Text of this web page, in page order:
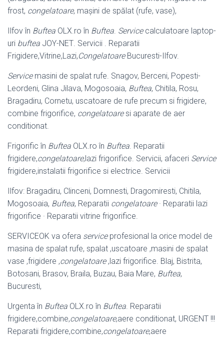
frost, congelatoare, maşini de spălat (rufe, vase),
Ilfov în Buftea OLX.ro în Buftea. Servicecalculatoare laptop-
uri buftea JOY-NET. Servicii . Reparatii
Frigidere,Vitrine,Lazi,CongelatoareBucuresti-Ilfov.
Servicemasini de spalat rufe. Snagov, Berceni, Popesti-
Leordeni, Glina Jilava, Mogosoaia, Buftea, Chitila, Rosu,
Bragadiru, Cornetu, uscatoare de rufe precum si frigidere,
combine frigorifice, congelatoaresi aparate de aer
conditionat.
Frigorific în Buftea OLX.ro în Buftea. Reparatii
frigidere,congelatoare,lazi frigorifice. Servicii, afaceri Service
frigidere,instalatii frigorifice si electrice. Servicii
Ilfov: Bragadiru, Clinceni, Domnesti, Dragomiresti, Chitila,
Mogosoaia, Buftea, Reparatii congelatoare· Reparatii lazi
frigorifice · Reparatii vitrine frigorifice.
SERVICEOK va ofera serviceprofesional la orice model de
masina de spalat rufe, spalat ,uscatoare ,masini de spalat
vase ,frigidere ,congelatoare,lazi frigorifice. Blaj, Bistrita,
Botosani, Brasov, Braila, Buzau, Baia Mare, Buftea,
Bucuresti,
Urgenta în Buftea OLX.ro în Buftea. Reparatii
frigidere,combine,congelatoare,aere conditionat, URGENT !!!
Reparatii frigidere,combine,congelatoare,aere